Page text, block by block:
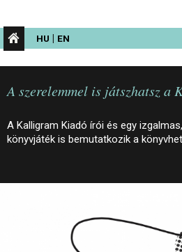
HU | EN
AZ
A szerelemmel is játszhatsz a
A Kalligram Kiadó írói és egy
könyvjáték is bemutatkozik a